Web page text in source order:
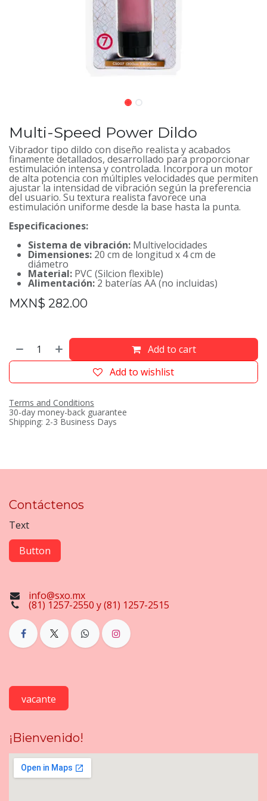
Multi-Speed Power Dildo
Vibrador tipo dildo con diseño realista y acabados
finamente detallados, desarrollado para proporcionar
estimulación intensa y controlada. Incorpora un motor
de alta potencia con múltiples velocidades que permiten
ajustar la intensidad de vibración según la preferencia
del usuario. Su textura realista favorece una
estimulación uniforme desde la base hasta la punta.
Especificaciones:
Sistema de vibración: Multivelocidades
Dimensiones: 20 cm de longitud x 4 cm de
diámetro
Material: PVC (Silcion flexible)
Alimentación:2 baterías AA (no incluidas)
MXN$ 282.00
Add to cart
Add to wishlist
Terms and Conditions
30-day money-back guarantee
Shipping: 2-3 Business Days
Contáctenos
Text
Button
info@sxo.mx
(81) 1257-2550 y (81) 1257-2515
vacante
¡Bienvenido!